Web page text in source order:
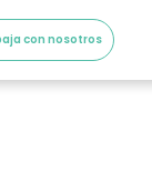
con nosotros